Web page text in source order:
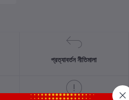
প্রত্যাবর্তন নীতিমালা